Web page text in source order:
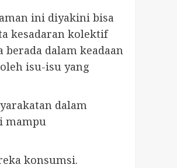
ini diyakini bisa
kesadaran kolektif
dalam keadaan
isu-isu yang
dalam
mampu
konsumsi.